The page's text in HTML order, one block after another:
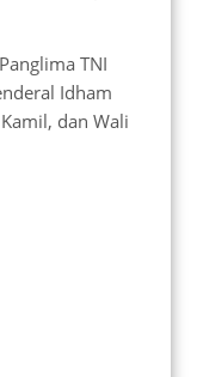
TNI
Idham
dan Wali